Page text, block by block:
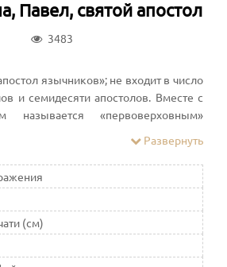
Павел, святой апостол
3483
язычников»; не входит в число
и семидесяти апостолов. Вместе с
называется «первоверховным»
Развернуть
(см)